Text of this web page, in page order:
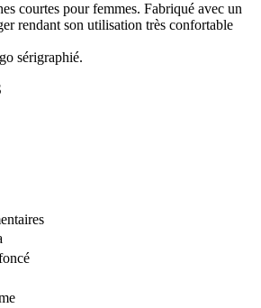
courtes pour femmes. Fabriqué avec un
rendant son utilisation très confortable
sérigraphié.